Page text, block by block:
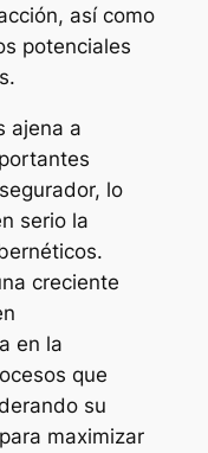
así como
potenciales
ajena a
lo
serio la
creciente
en la
que
su
maximizar